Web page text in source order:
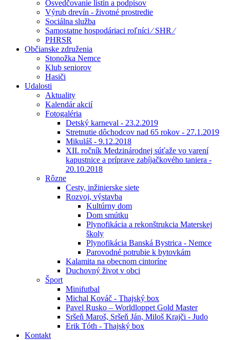
Osvedčovanie listín a podpisov
Výrub drevín - životné prostredie
Sociálna služba
Samostatne hospodáriaci roľníci ⁄ SHR ⁄
PHRSR
Občianske združenia
Stonožka Nemce
Klub seniorov
Hasiči
Udalosti
Aktuality
Kalendár akcií
Fotogaléria
Detský karneval - 23.2.2019
Stretnutie dôchodcov nad 65 rokov - 27.1.2019
Mikuláš - 9.12.2018
XII. ročník Medzinárodnej súťaže vo varení
kapustnice a príprave zabíjačkového taniera -
20.10.2018
Rôzne
Cesty, inžinierske siete
Rozvoj, výstavba
Kultúrny dom
Dom smútku
Plynofikácia a rekonštrukcia Materskej
školy
Plynofikácia Banská Bystrica - Nemce
Parovodné potrubie k bytovkám
Kalamita na obecnom cintoríne
Duchovný život v obci
Šport
Minifutbal
Michal Kováč - Thajský box
Pavel Rusko – Worldloppet Gold Master
Sršeň Maroš, Sršeň Ján, Miloš Krajči - Judo
Erik Tóth - Thajský box
Kontakt